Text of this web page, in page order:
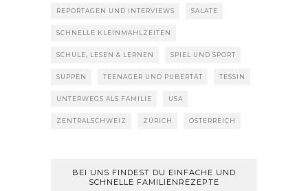
REPORTAGEN UND INTERVIEWS SALATE
SCHNELLE KLEINMAHLZEITEN
SCHULE, LESEN & LERNEN SPIEL UND SPORT
SUPPEN TEENAGER UND PUBERTÄT TESSIN
UNTERWEGS ALS FAMILIE USA
ZENTRALSCHWEIZ ZÜRICH ÖSTERREICH
BEI UNS FINDEST DU EINFACHE UND
SCHNELLE FAMILIENREZEPTE